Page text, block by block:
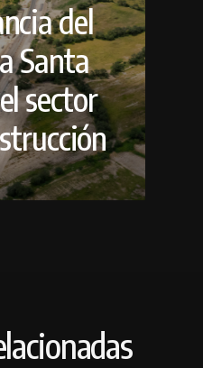
del
Santa
sector